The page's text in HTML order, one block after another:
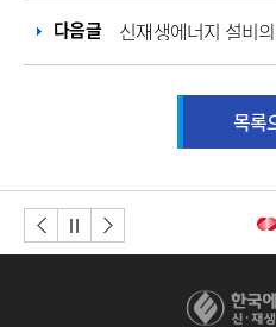
다음글
목록
정지